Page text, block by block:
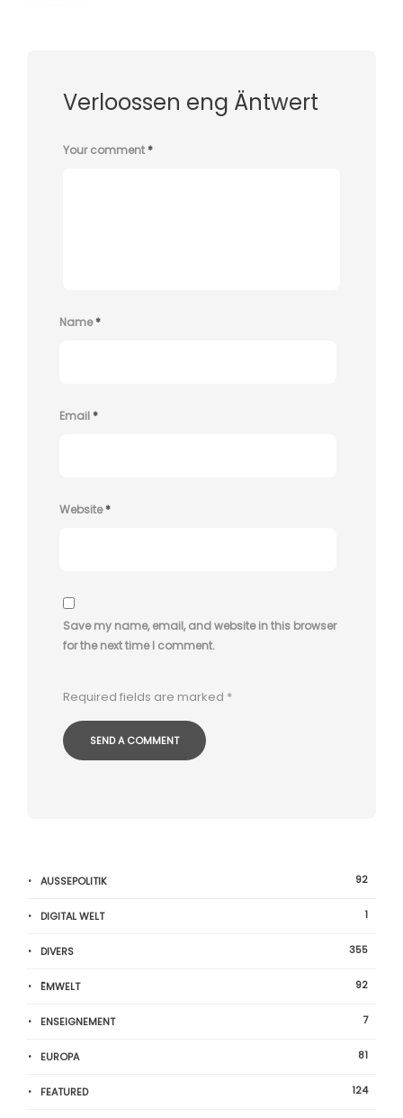
Verloossen eng Äntwert
Your comment*
Name*
Email*
Website*
Save my name, email, and website in this browser
for the next time I comment.
Required fields are marked *
AUSSEPOLITIK 92
DIGITAL WELT 1
DIVERS 355
ËMWELT 92
ENSEIGNEMENT 7
EUROPA 81
FEATURED 124